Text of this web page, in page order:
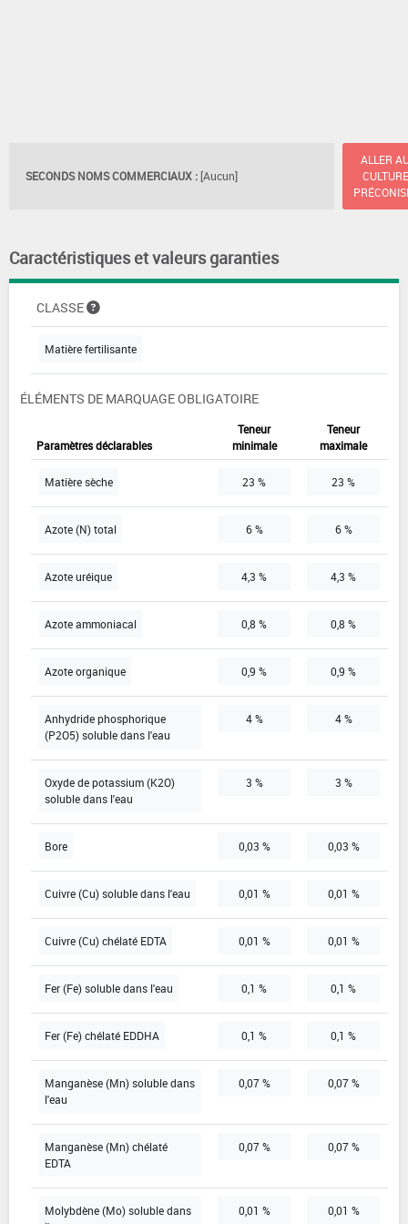
SECONDS NOMS COMMERCIAUX : [Aucun]
ALLER
Caractéristiques et valeurs garanties
CLASSE
Matière fertilisante
ÉLÉMENTS DE MARQUAGE OBLIGATOIRE
Paramètres déclarables
Teneur
minimale
Teneur
maximale
Matière sèche 23 % 23 %
Azote (N) total 6 % 6 %
Azote uréique 4,3 % 4,3 %
Azote ammoniacal 0,8 % 0,8 %
Azote organique 0,9 % 0,9 %
Anhydride phosphorique
(P2O5) soluble dans l'eau
4 % 4 %
Oxyde de potassium (K2O)
soluble dans l'eau
3 % 3 %
Bore 0,03 % 0,03 %
Cuivre (Cu) soluble dans l'eau 0,01 % 0,01 %
Cuivre (Cu) chélaté EDTA 0,01 % 0,01 %
Fer (Fe) soluble dans l'eau 0,1 % 0,1 %
Fer (Fe) chélaté EDDHA 0,1 % 0,1 %
Manganèse (Mn) soluble dans
l'eau
0,07 % 0,07 %
Manganèse (Mn) chélaté
EDTA
0,07 % 0,07 %
Molybdène (Mo) soluble dans
0,01 % 0,01 %